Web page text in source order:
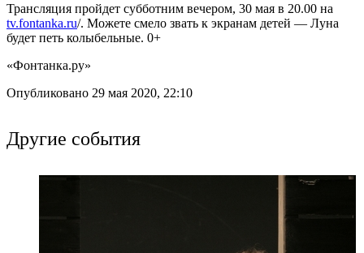
Трансляция пройдет субботним вечером, 30 мая в 20.00 на
tv.fontanka.ru/. Можете смело звать к экранам детей — Луна
будет петь колыбельные. 0+
«Фонтанка.ру»
Опубликовано 29 мая 2020, 22:10
Другие события